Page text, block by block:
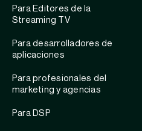
Para Editores de la
Streaming TV
Para desarrolladores de
aplicaciones
Para profesionales del
marketing y agencias
Para DSP